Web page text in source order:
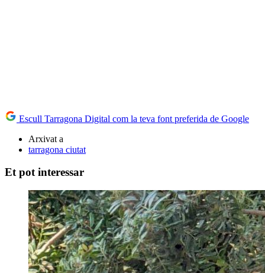
Escull Tarragona Digital com la teva font preferida de Google
Arxivat a
tarragona ciutat
Et pot interessar